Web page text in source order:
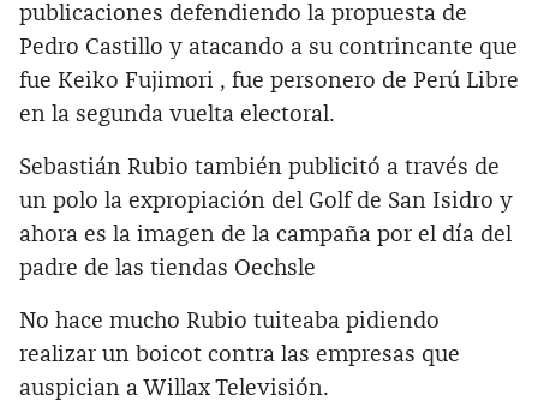
publicaciones defendiendo la propuesta de
Pedro Castillo y atacando a su contrincante que
fue Keiko Fujimori , fue personero de Perú Libre
en la segunda vuelta electoral.
Sebastián Rubio también publicitó a través de
un polo la expropiación del Golf de San Isidro y
ahora es la imagen de la campaña por el día del
padre de las tiendas Oechsle
No hace mucho Rubio tuiteaba pidiendo
realizar un boicot contra las empresas que
auspician a Willax Televisión.